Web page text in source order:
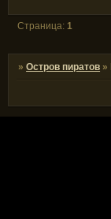
Страница: 1
»Остров пиратов »